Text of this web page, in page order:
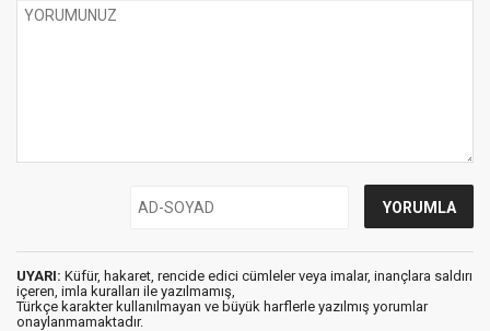
UYARI: Küfür, hakaret, rencide edici cümleler veya imalar, inançlara saldırı
içeren, imla kuralları ile yazılmamış,
Türkçe karakter kullanılmayan ve büyük harflerle yazılmış yorumlar
onaylanmamaktadır.